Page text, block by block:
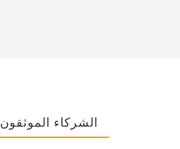
الشركاء الموثقون